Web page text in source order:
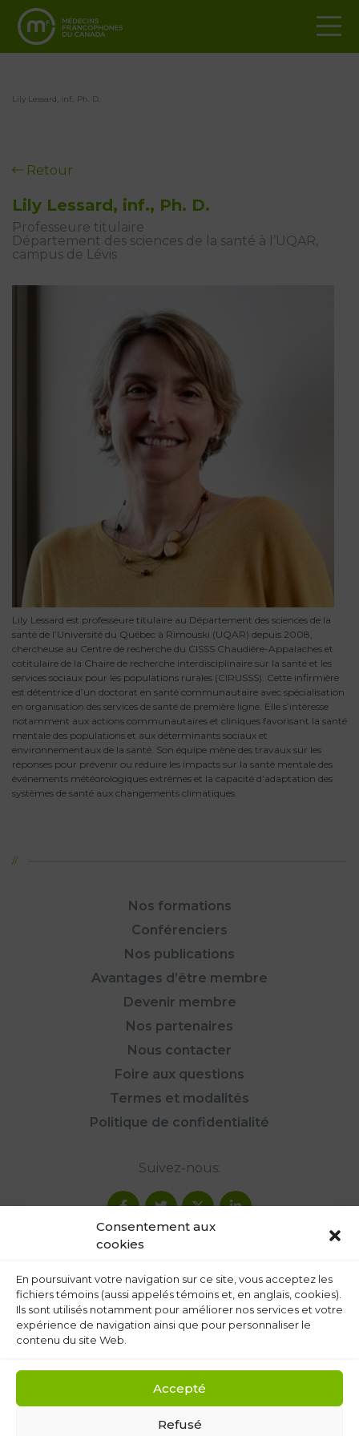
Consentement aux
cookies
En poursuivant votre navigation sur ce site, vous acceptez les
fichiers témoins (aussi appelés témoins et, en anglais, cookies).
Ils sont utilisés notamment pour améliorer nos services et votre
expérience de navigation ainsi que pour personnaliser le
contenu du site Web.
Accepté
Refusé
Lily Lessard, inf., Ph. D.
Retour
Lily Lessard, inf., Ph. D.
Professeure titulaire
Département des sciences de la santé à l’UQAR,
campus de Lévis
Lily Lessard est professeure titulaire au Département des sciences de la
santé de l’Université du Québec à Rimouski (UQAR) depuis 2008,
chercheuse au Centre de recherche du CISSS Chaudière-Appalaches et
cotitulaire de la Chaire de recherche interdisciplinaire sur la santé et les
services sociaux pour les populations rurales (CIRUSSS). Cette infirmière
est détentrice d’un doctorat en santé communautaire avec spécialisation
en organisation des services de santé de première ligne. Elle s’intéresse
notamment aux actions communautaires et cliniques favorisant la santé
mentale des populations et aux déterminants sociaux et
environnementaux de la santé. Son équipe mène des travaux sur les
réponses pour prévenir ou réduire les impacts sur la santé mentale des
événements météorologiques extrêmes et la capacité d’adaptation des
systèmes de santé aux changements climatiques.
Nos formations
Conférenciers
Nos publications
Avantages d’être membre
Devenir membre
Nos partenaires
Nous contacter
Foire aux questions
Termes et modalités
Politique de confidentialité
Suivez-nous: